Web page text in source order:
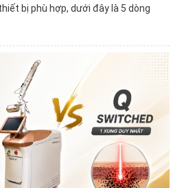
bị phù hợp, dưới đây là 5 dòng